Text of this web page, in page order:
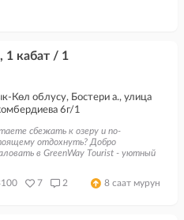
1 кабат / 1
Көл облусу, Бостери а., улица
6г/1
сбежать к озеру и по-
отдохнуть? Добро
в GreenWay Tourist - уютный
7 2 8 саат мурун